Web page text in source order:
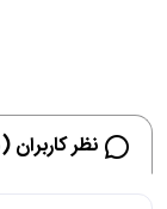
نظر کاربران (0)